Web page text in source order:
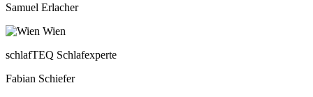
Samuel Erlacher
Wien
schlafTEQ Schlafexperte
Fabian Schiefer